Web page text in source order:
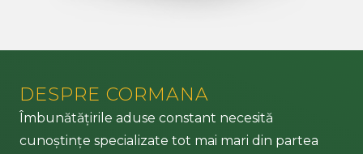
DESPRE CORMANA
Îmbunătățirile aduse constant necesită
cunoștințe specializate tot mai mari din partea